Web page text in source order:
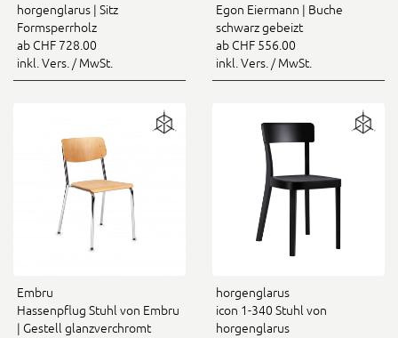
horgenglarus | Sitz
Formsperrholz
ab CHF 728.00
inkl. Vers. / MwSt.
Egon Eiermann | Buche
schwarz gebeizt
ab CHF 556.00
inkl. Vers. / MwSt.
Embru
Hassenpflug Stuhl von Embru
| Gestell glanzverchromt
horgenglarus
icon 1-340 Stuhl von
horgenglarus